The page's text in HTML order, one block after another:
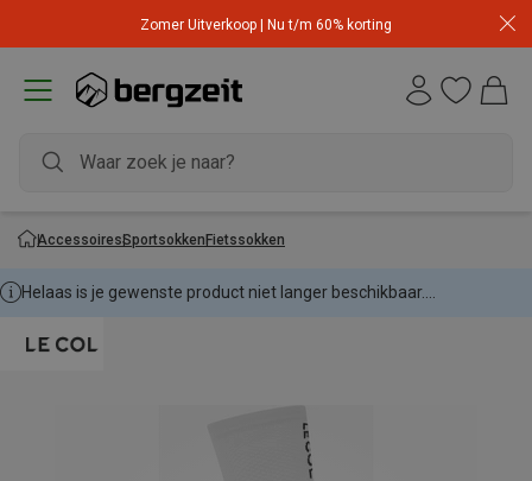
Zomer Uitverkoop | Nu t/m 60% korting
AccessoiresSportsokkenFietssokken
Helaas is je gewenste product niet langer beschikbaar....